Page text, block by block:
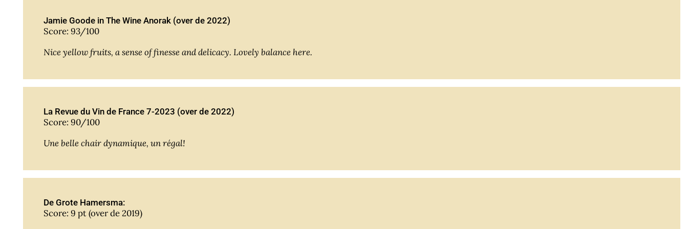
Jamie Goode in The Wine Anorak (over de 2022)
Score: 93/100
Nice yellow fruits, a sense of finesse and delicacy. Lovely balance here.
La Revue du Vin de France 7-2023 (over de 2022)
Score: 90/100
Une belle chair dynamique, un régal!
De Grote Hamersma:
Score: 9 pt (over de 2019)